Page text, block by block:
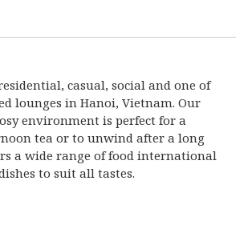
casual, social and one of
lounges in Hanoi, Vietnam. Our
environment is perfect for a
tea or to unwind after a long
a wide range of food international
to suit all tastes.